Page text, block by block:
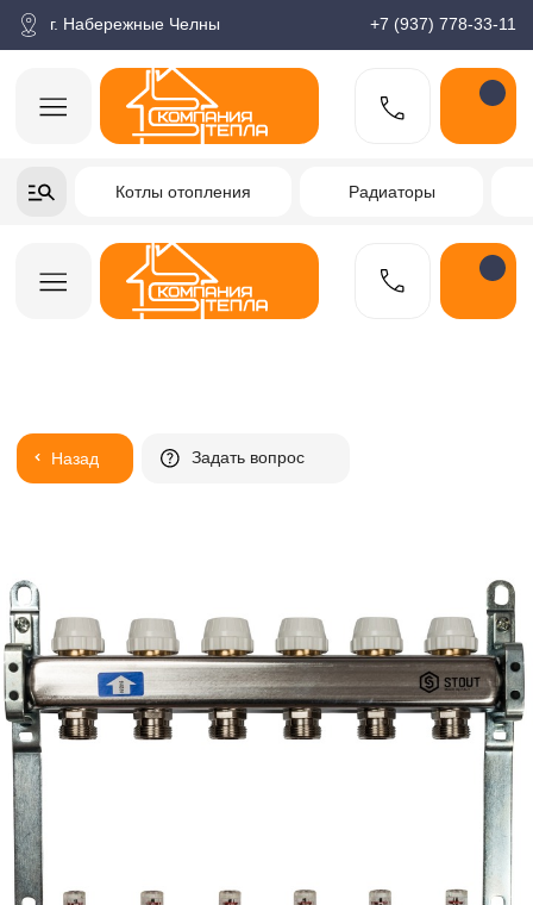
г. Набережные Челны
Котлы отопления Радиаторы Водонагреватели
+7-937-778-33-11